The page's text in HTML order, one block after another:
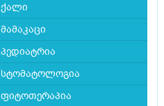
ქალი
მამაკაცი
პედიატრია
სტომატოლოგია
ფიტოთერაპია